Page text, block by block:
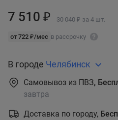
7 510 ₽ 30 040 ₽ за 4 шт.
от 722 ₽/мес в рассрочку
В городе Челябинск
Самовывоз из ПВЗ,
завтра
Доставка по городу,